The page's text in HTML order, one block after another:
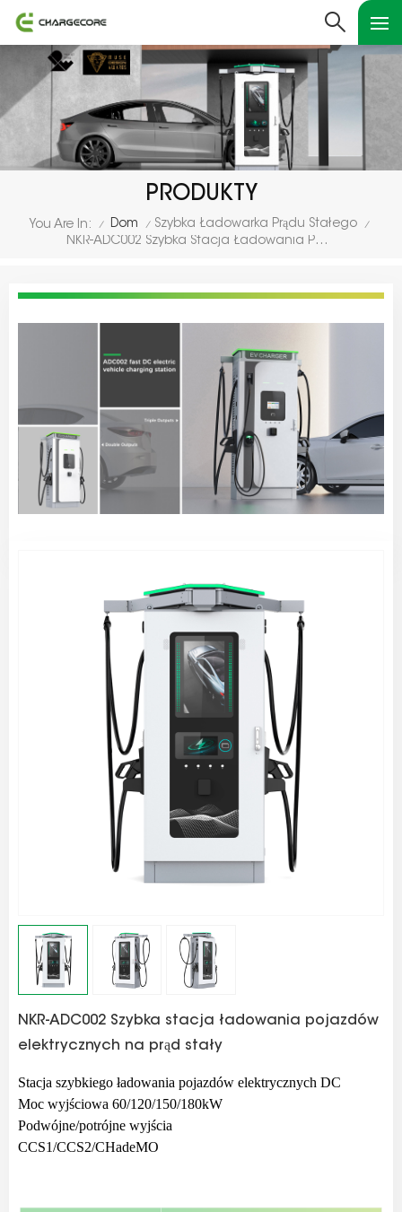
PRODUKTY
You Are In: / Dom / Szybka Ładowarka Prądu Stałego /
NKR-ADC002 Szybka Stacja Ładowania Pojazdów Elektrycznych Na Prąd Stały
NKR-ADC002 Szybka stacja ładowania pojazdów
elektrycznych na prąd stały
Stacja szybkiego ładowania pojazdów elektrycznych DC
Moc wyjściowa 60/120/150/180kW
Podwójne/potrójne wyjścia
CCS1/CCS2/CHadeMO